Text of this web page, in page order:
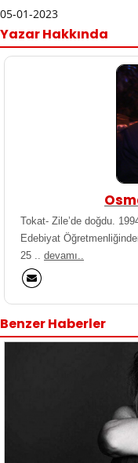
05-01-2023
Yazar Hakkında
Tokat- Zile’de doğdu.
Edebiyat
25 .. devamı..
Benzer Haberler